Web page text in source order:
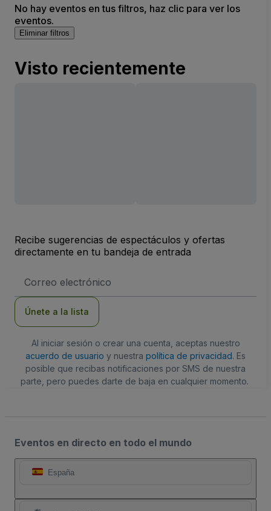
No hay eventos en tus filtros, haz clic para ver los
eventos.
Eliminar filtros
Visto recientemente
Recibe sugerencias de espectáculos y ofertas
directamente en tu bandeja de entrada
de
Únete a la lista
Al iniciar sesión o crear una cuenta, aceptas nuestro
acuerdo de usuario y nuestra política de privacidad. Es
posible que recibas notificaciones por SMS de nuestra
parte, pero puedes darte de baja en cualquier momento.
Eventos en directo en todo el mundo
España